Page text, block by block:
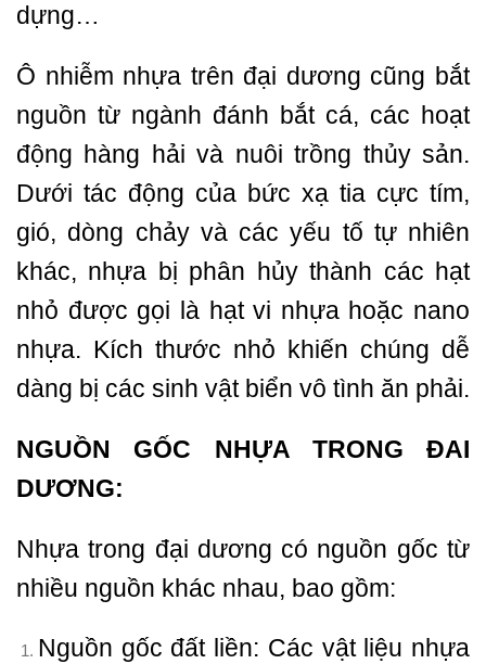
dựng…
Ô nhiễm nhựa trên đại dương cũng bắt
nguồn từ ngành đánh bắt cá, các hoạt
động hàng hải và nuôi trồng thủy sản.
Dưới tác động của bức xạ tia cực tím,
gió, dòng chảy và các yếu tố tự nhiên
khác, nhựa bị phân hủy thành các hạt
nhỏ được gọi là hạt vi nhựa hoặc nano
nhựa. Kích thước nhỏ khiến chúng dễ
dàng bị các sinh vật biển vô tình ăn phải.
NGUỒN GỐC NHỰA TRONG ĐAI
DƯƠNG:
Nhựa trong đại dương có nguồn gốc từ
nhiều nguồn khác nhau, bao gồm:
Nguồn gốc đất liền: Các vật liệu nhựa